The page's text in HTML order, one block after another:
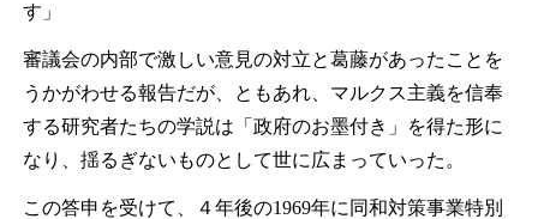
す」
審議会の内部で激しい意見の対立と葛藤があったことを
うかがわせる報告だが、ともあれ、マルクス主義を信奉
する研究者たちの学説は「政府のお墨付き」を得た形に
なり、揺るぎないものとして世に広まっていった。
この答申を受けて、４年後の1969年に同和対策事業特別